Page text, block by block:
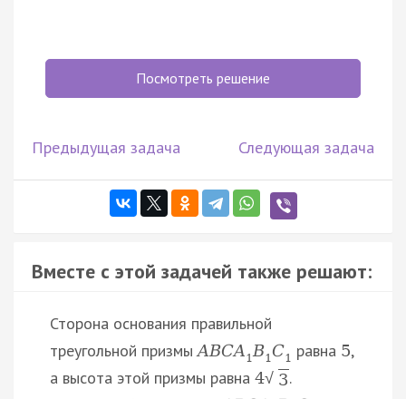
Посмотреть решение
Предыдущая задача Следующая задача
Вместе с этой задачей также решают:
Сторона основания правильной
треугольной призмыABCA 1B1C1 равна 5,
а высота этой призмы равна 4√ 3.